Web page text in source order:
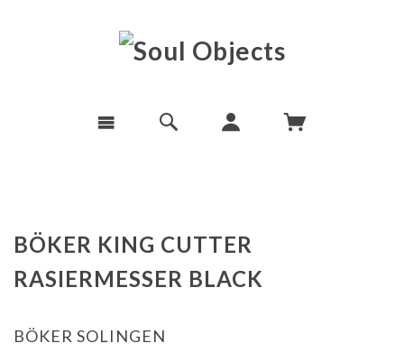
BÖKER KING CUTTER
RASIERMESSER BLACK
BÖKER SOLINGEN